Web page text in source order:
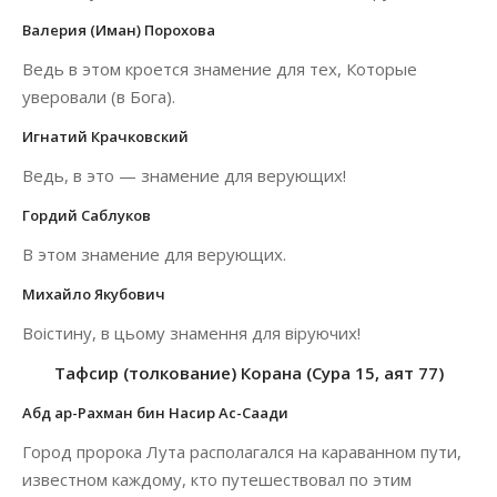
Валерия (Иман) Порохова
Ведь в этом кроется знамение для тех, Которые
уверовали (в Бога).
Игнатий Крачковский
Ведь, в это — знамение для верующих!
Гордий Саблуков
В этом знамение для верующих.
Михайло Якубович
Воістину, в цьому знамення для віруючих!
Тафсир (толкование) Корана (Сура 15, аят 77)
Абд ар-Рахман бин Насир Ас-Саади
Город пророка Лута располагался на караванном пути,
известном каждому, кто путешествовал по этим